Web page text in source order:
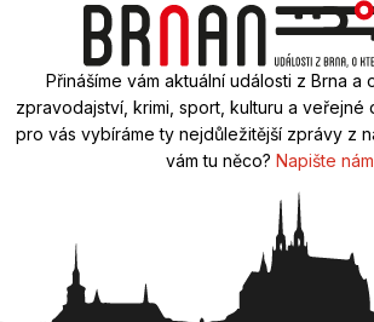
Přinášíme vám aktuální události z Brna a
zpravodajství, krimi, sport, kulturu a veřejné
pro vás vybíráme ty nejdůležitější zprávy z
vám tu něco? Napište nám